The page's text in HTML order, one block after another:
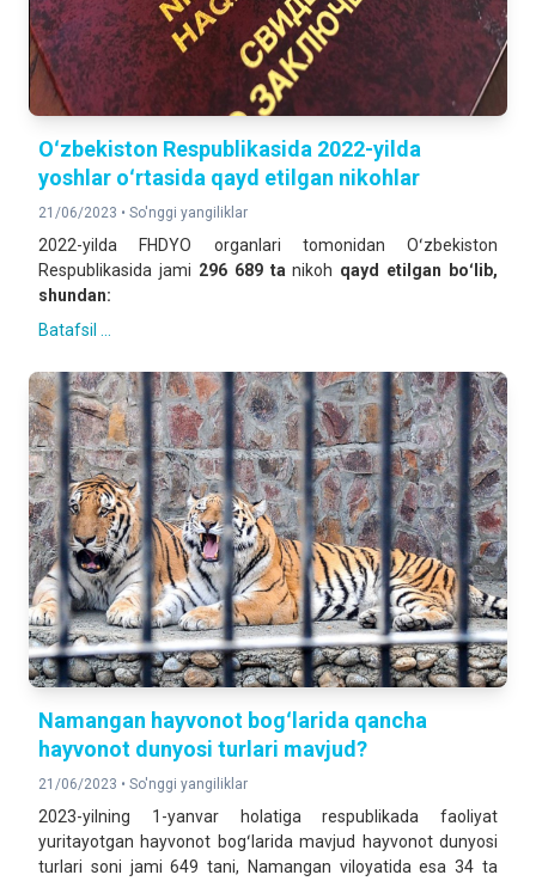
Oʻzbekiston Respublikasida 2022-yilda
yoshlar oʻrtasida qayd etilgan nikohlar
21/06/2023 • So'nggi yangiliklar
2022-yilda FHDYO organlari tomonidan Oʻzbekiston
Respublikasida jami 296 689 ta nikoh qayd etilgan boʻlib,
shundan:
Batafsil ...
Namangan hayvonot bogʻlarida qancha
hayvonot dunyosi turlari mavjud?
21/06/2023 • So'nggi yangiliklar
2023-yilning 1-yanvar holatiga respublikada faoliyat
yuritayotgan hayvonot bogʻlarida mavjud hayvonot dunyosi
turlari soni jami 649 tani, Namangan viloyatida esa 34 ta